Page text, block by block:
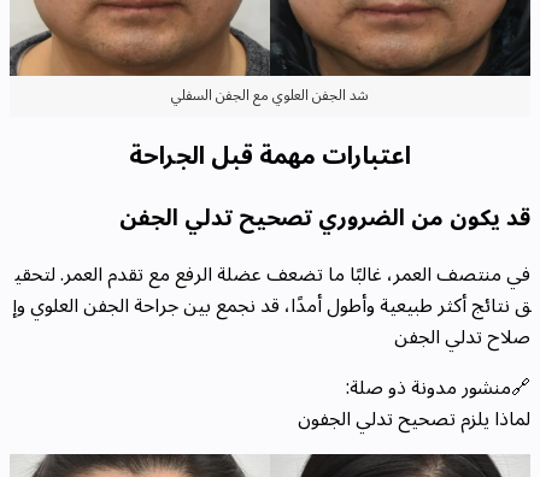
شد الجفن العلوي مع الجفن السفلي
اعتبارات مهمة قبل الجراحة
قد يكون من الضروري تصحيح تدلي الجفن
في منتصف العمر، غالبًا ما تضعف عضلة الرفع مع تقدم العمر. لتحقي
ق نتائج أكثر طبيعية وأطول أمدًا، قد نجمع بين جراحة الجفن العلوي وإ
صلاح تدلي الجفن
🔗منشور مدونة ذو صلة:
لماذا يلزم تصحيح تدلي الجفون